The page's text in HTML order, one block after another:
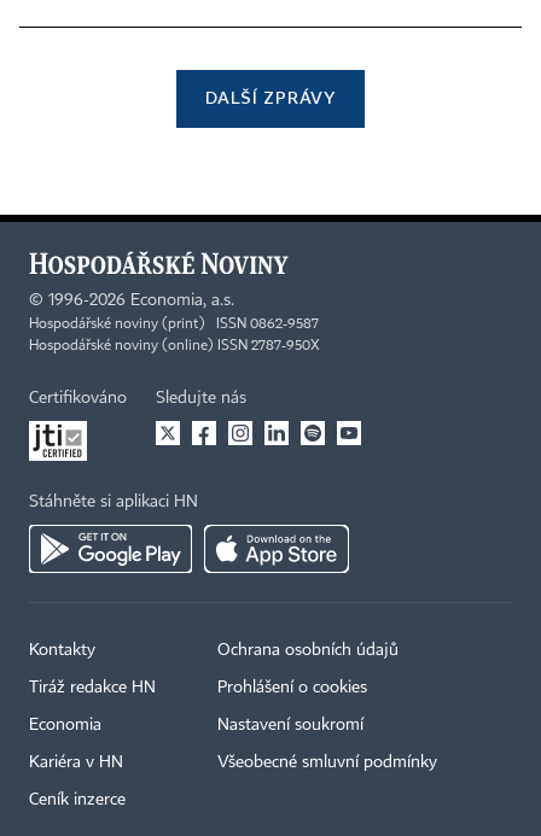
DALŠÍ ZPRÁVY
© 1996-2026 Economia, a.s.
Hospodářské noviny (print) ISSN 0862-9587
Hospodářské noviny (online) ISSN 2787-950X
Certifikováno Sledujte nás
Stáhněte si aplikaci HN
Kontakty
Tiráž redakce HN
Economia
Kariéra v HN
Ceník inzerce
Ochrana osobních údajů
Prohlášení o cookies
Nastavení soukromí
Všeobecné smluvní podmínky